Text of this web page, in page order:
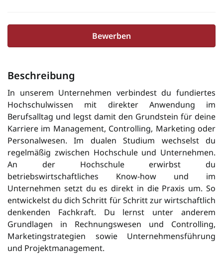
Bewerben
Beschreibung
In unserem Unternehmen verbindest du fundiertes
Hochschulwissen mit direkter Anwendung im
Berufsalltag und legst damit den Grundstein für deine
Karriere im Management, Controlling, Marketing oder
Personalwesen. Im dualen Studium wechselst du
regelmäßig zwischen Hochschule und Unternehmen.
An der Hochschule erwirbst du
betriebswirtschaftliches Know-how und im
Unternehmen setzt du es direkt in die Praxis um. So
entwickelst du dich Schritt für Schritt zur wirtschaftlich
denkenden Fachkraft. Du lernst unter anderem
Grundlagen in Rechnungswesen und Controlling,
Marketingstrategien sowie Unternehmensführung
und Projektmanagement.